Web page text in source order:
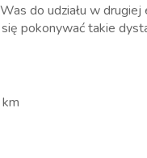
do udziału w
pokonywać takie